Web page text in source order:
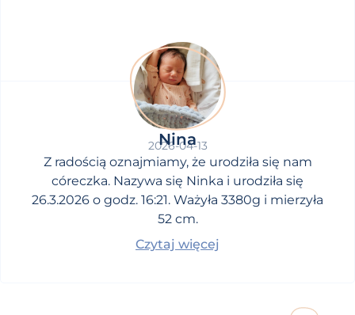
drodze do upragnionego dziecka.
Nina
2026-04-13
Z radością oznajmiamy, że urodziła się nam
córeczka. Nazywa się Ninka i urodziła się
26.3.2026 o godz. 16:21. Ważyła 3380g i mierzyła
52 cm.
Czytaj więcej